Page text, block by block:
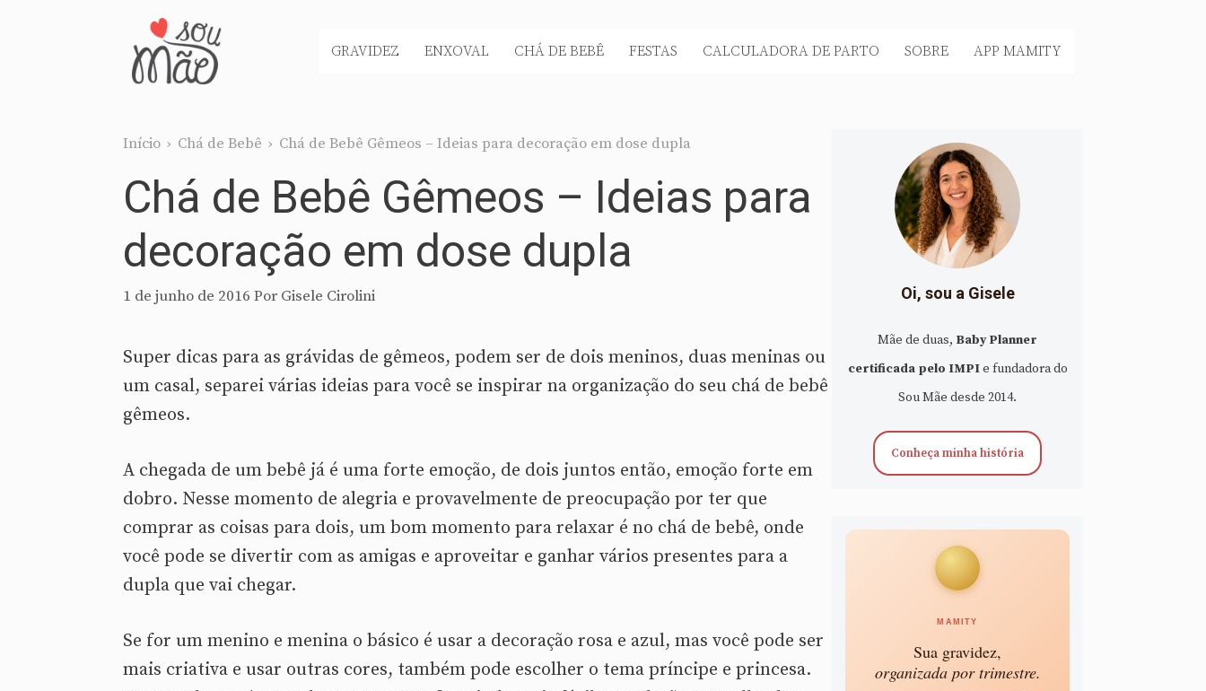
GRAVIDEZ ENXOVAL CHÁ DE BEBÊ FESTAS CALCULADORA DE PARTO SOBRE APP MAMITY
Início › Chá de Bebê › Chá de Bebê Gêmeos – Ideias para decoração em dose dupla
Chá de Bebê Gêmeos – Ideias para
decoração em dose dupla
1 de junho de 2016 Por Gisele Cirolini
Super dicas para as grávidas de gêmeos, podem ser de dois meninos, duas meninas ou
um casal, separei várias ideias para você se inspirar na organização do seu chá de bebê
gêmeos.
A chegada de um bebê já é uma forte emoção, de dois juntos então, emoção forte em
dobro. Nesse momento de alegria e provavelmente de preocupação por ter que
comprar as coisas para dois, um bom momento para relaxar é no chá de bebê, onde
você pode se divertir com as amigas e aproveitar e ganhar vários presentes para a
dupla que vai chegar.
Se for um menino e menina o básico é usar a decoração rosa e azul, mas você pode ser
mais criativa e usar outras cores, também pode escolher o tema príncipe e princesa.
Oi, sou a Gisele
Mãe de duas, Baby Planner
certificada pelo IMPIe fundadora do
Sou Mãe desde 2014.
Conheça minha história
MAMITY
Sua gravidez,
organizada por trimestre.